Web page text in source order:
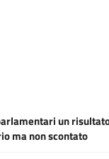
un
ma non scontato